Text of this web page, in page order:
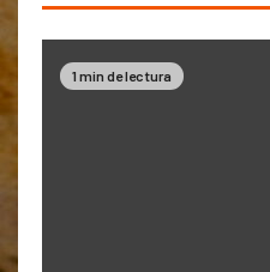
1 min de lectura